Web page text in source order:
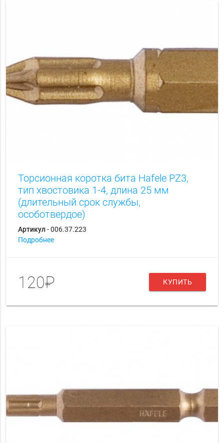
Торсионная коротка бита Hаfele PZ3,
тип хвостовика 1-4, длина 25 мм
(длительный срок службы,
особотвердое)
Артикул- 006.37.223
Подробнее
120₽ КУПИТЬ